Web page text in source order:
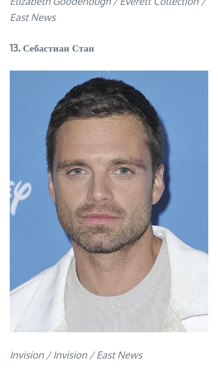
East News
13. Себастиан Стан
Invision / Invision / East News